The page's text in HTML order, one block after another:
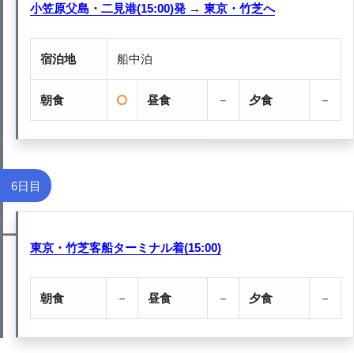
小笠原父島・二見港(15:00)発 → 東京・竹芝へ
宿泊地 船中泊
朝食 昼食 － 夕食 －
6日目
東京・竹芝客船ターミナル着(15:00)
朝食 － 昼食 － 夕食 －